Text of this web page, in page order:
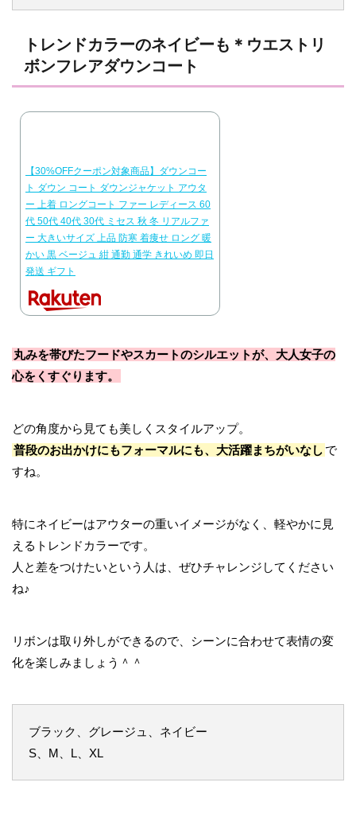
トレンドカラーのネイビーも＊ウエストリ
ボンフレアダウンコート
【30%OFFクーポン対象商品】ダウンコー
ト ダウン コート ダウンジャケット アウタ
ー 上着 ロングコート ファー レディース 60
代 50代 40代 30代 ミセス 秋 冬 リアルファ
ー 大きいサイズ 上品 防寒 着痩せ ロング 暖
かい 黒 ベージュ 紺 通勤 通学 きれいめ 即日
発送 ギフト
丸みを帯びたフードやスカートのシルエットが、大人女子の
心をくすぐります。
どの角度から見ても美しくスタイルアップ。
普段のお出かけにもフォーマルにも、大活躍まちがいなし で
すね。
特にネイビーはアウターの重いイメージがなく、軽やかに見
えるトレンドカラーです。
人と差をつけたいという人は、ぜひチャレンジしてください
ね♪
リボンは取り外しができるので、シーンに合わせて表情の変
化を楽しみましょう＾＾
ブラック、グレージュ、ネイビー
S、M、L、XL